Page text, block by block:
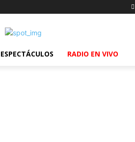
ESPECTÁCULOS RADIO EN VIVO